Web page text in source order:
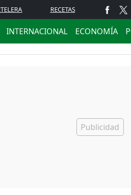
RECETAS
INTERNACIONAL ECONOMÍA